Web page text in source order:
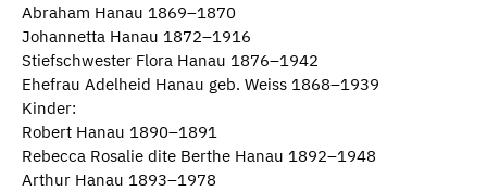
Abraham Hanau 1869–1870
Johannetta Hanau 1872–1916
Stiefschwester Flora Hanau 1876–1942
Ehefrau Adelheid Hanau geb. Weiss 1868–1939
Kinder:
Robert Hanau 1890–1891
Rebecca Rosalie dite Berthe Hanau 1892–1948
Arthur Hanau 1893–1978